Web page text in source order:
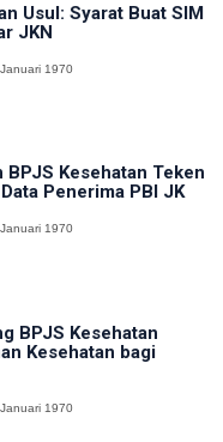
Usul: Syarat Buat SIM
JKN
1970
BPJS Kesehatan Teken
Penerima PBI JK
1970
BPJS Kesehatan
Kesehatan bagi
1970